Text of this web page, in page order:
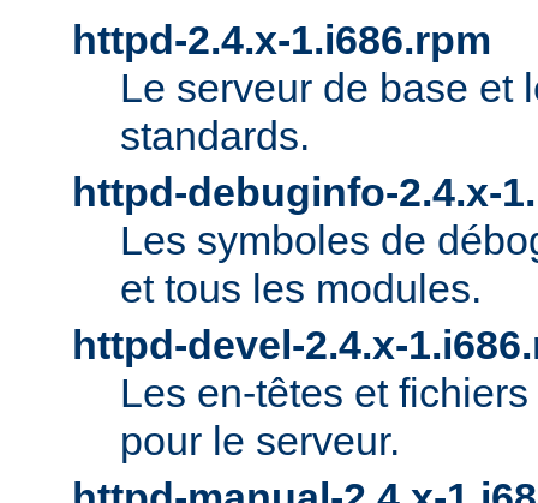
httpd-2.4.x-1.i686.rpm
Le serveur de base et
standards.
httpd-debuginfo-2.4.x-
Les symboles de
et tous les modules.
httpd-devel-2.4.x-
Les en-têtes et
pour le serveur.